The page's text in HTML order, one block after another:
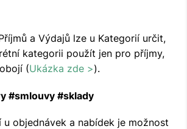
a Výdajů lze u Kategorií určit,
kategorii použít jen pro příjmy,
(Ukázka zde >).
#smlouvy #sklady
u objednávek a nabídek je možnost